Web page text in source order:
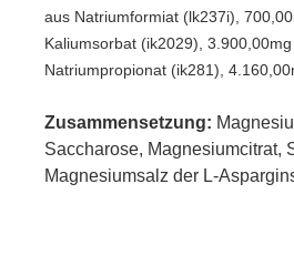
aus Natriumformiat (lk237i),
Kaliumsorbat (ik2029),
Natriumpropionat (ik281),
Zusammensetzung:
Saccharose, Magnesiumcitrat,
Magnesiumsalz der L-